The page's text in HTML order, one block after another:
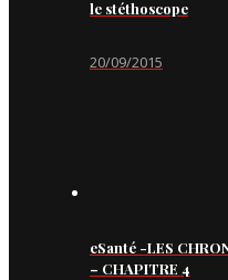
le stéthoscope
20/09/2015
eSanté -LES
– CHAPITRE 4